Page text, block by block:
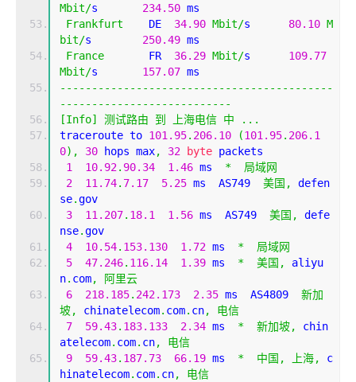
Mbit/s 234.50 ms
Frankfurt
    DE
34.90 Mbit/s 80.10 M
bit/s 250.49 ms
France
       FR
36.29 Mbit/s 109.77
Mbit/s 157.07 ms
-------------------------------------------
---------------------------
[Info] 测试路由 到 上海电信 中
...
traceroute to 101.95. 206.10 (101.95. 206.1
0), 30 hops max, 32 byte packets
1
10.92. 90.34 1.46 ms *
局域网
2
11.74. 7.17 5.25 ms  AS749 美国,
defen
se.gov
3
11.207. 18.1 1.56 ms  AS749 美国,
defe
nse.gov
4
10.54. 153.130 1.72 ms *
局域网
5
47.246. 116.14 1.39 ms * 美国,
aliyu
n. com,
阿里云
6
218.185. 242.173 2.35 ms  AS4809 新加
坡,
chinatelecom. com. cn,
电信
7
59.43. 183.133 2.34 ms * 新加坡,
chin
atelecom. com. cn,
电信
9
59.43. 187.73 66.19 ms * 中国, 上海,
c
hinatelecom. com. cn,
电信